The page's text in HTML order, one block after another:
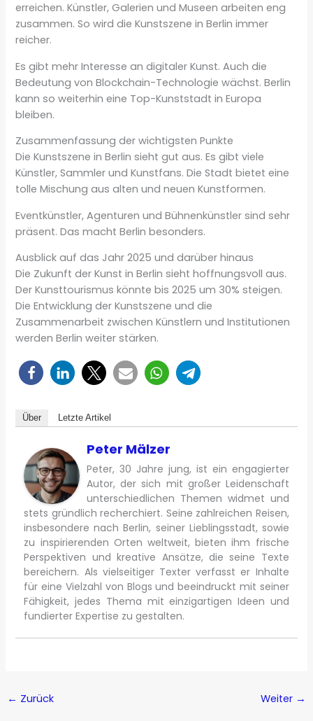
erreichen. Künstler, Galerien und Museen arbeiten eng
zusammen. So wird die Kunstszene in Berlin immer
reicher.
Es gibt mehr Interesse an digitaler Kunst. Auch die
Bedeutung von Blockchain-Technologie wächst. Berlin
kann so weiterhin eine Top-Kunststadt in Europa
bleiben.
Zusammenfassung der wichtigsten Punkte
Die Kunstszene in Berlin sieht gut aus. Es gibt viele
Künstler, Sammler und Kunstfans. Die Stadt bietet eine
tolle Mischung aus alten und neuen Kunstformen.
Eventkünstler, Agenturen und Bühnenkünstler sind sehr
präsent. Das macht Berlin besonders.
Ausblick auf das Jahr 2025 und darüber hinaus
Die Zukunft der Kunst in Berlin sieht hoffnungsvoll aus.
Der Kunsttourismus könnte bis 2025 um 30% steigen.
Die Entwicklung der Kunstszene und die
Zusammenarbeit zwischen Künstlern und Institutionen
werden Berlin weiter stärken.
Über Letzte Artikel
Peter Mälzer
Peter, 30 Jahre jung, ist ein engagierter
Autor, der sich mit großer Leidenschaft
unterschiedlichen Themen widmet und
stets gründlich recherchiert. Seine zahlreichen Reisen,
insbesondere nach Berlin, seiner Lieblingsstadt, sowie
zu inspirierenden Orten weltweit, bieten ihm frische
Perspektiven und kreative Ansätze, die seine Texte
bereichern. Als vielseitiger Texter verfasst er Inhalte
für eine Vielzahl von Blogs und beeindruckt mit seiner
Fähigkeit, jedes Thema mit einzigartigen Ideen und
fundierter Expertise zu gestalten.
← Zurück Weiter →